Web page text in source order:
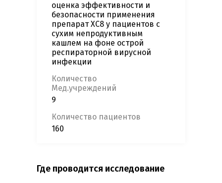
оценка эффективности и
безопасности применения
препарат ХС8 у пациентов с
сухим непродуктивным
кашлем на фоне острой
респираторной вирусной
инфекции
Количество
Мед.учреждений
9
Количество пациентов
160
Где проводится исследование